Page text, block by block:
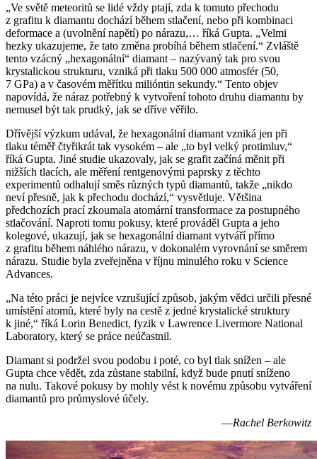
„Ve světě meteoritů se lidé vždy ptají, zda k tomuto přechodu
z grafitu k diamantu dochází během stlačení, nebo při kombinaci
deformace a (uvolnění napětí) po nárazu,… říká Gupta. „Velmi
hezky ukazujeme, že tato změna probíhá během stlačení.“ Zvláště
tento vzácný „hexagonální“ diamant – nazývaný tak pro svou
krystalickou strukturu, vzniká při tlaku 500 000 atmosfér (50,
7 GPa) a v časovém měřítku milióntin sekundy.“ Tento objev
napovídá, že náraz potřebný k vytvoření tohoto druhu diamantu by
nemusel být tak prudký, jak se dříve věřilo.
Dřívější výzkum udával, že hexagonální diamant vzniká jen při
tlaku téměř čtyřikrát tak vysokém – ale „to byl velký protimluv,“
říká Gupta. Jiné studie ukazovaly, jak se grafit začíná měnit při
nižších tlacích, ale měření rentgenovými paprsky z těchto
experimentů odhalují směs různých typů diamantů, takže „nikdo
neví přesně, jak k přechodu dochází,“ vysvětluje. Většina
předchozích prací zkoumala atomární transformace za postupného
stlačování. Naproti tomu pokusy, které prováděl Gupta a jeho
kolegové, ukazují, jak se hexagonální diamant vytváří přímo
z grafitu během náhlého nárazu, v dokonalém vyrovnání se směrem
nárazu. Studie byla zveřejněna v říjnu minulého roku v Science
Advances.
„Na této práci je nejvíce vzrušující způsob, jakým vědci určili přesné
umístění atomů, které byly na cestě z jedné krystalické struktury
k jiné,“ říká Lorin Benedict, fyzik v Lawrence Livermore National
Laboratory, který se práce neúčastnil.
Diamant si podržel svou podobu i poté, co byl tlak snížen – ale
Gupta chce vědět, zda zůstane stabilní, když bude pnutí sníženo
na nulu. Takové pokusy by mohly vést k novému způsobu vytváření
diamantů pro průmyslové účely.
—Rachel Berkowitz